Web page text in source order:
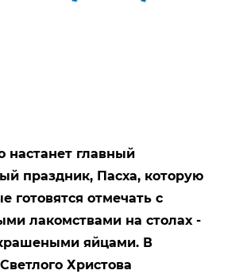
настанет главный
праздник, Пасха, которую
готовятся отмечать с
лакомствами на столах -
яйцами. В
Христова